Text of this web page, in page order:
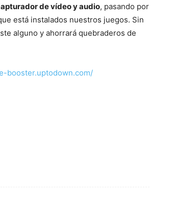
de vídeo y audio, pasando por
está instalados nuestros juegos. Sin
alguno y ahorrará quebraderos de
booster.uptodown.com/